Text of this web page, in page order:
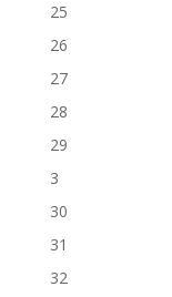
25
26
27
28
29
3
30
31
32